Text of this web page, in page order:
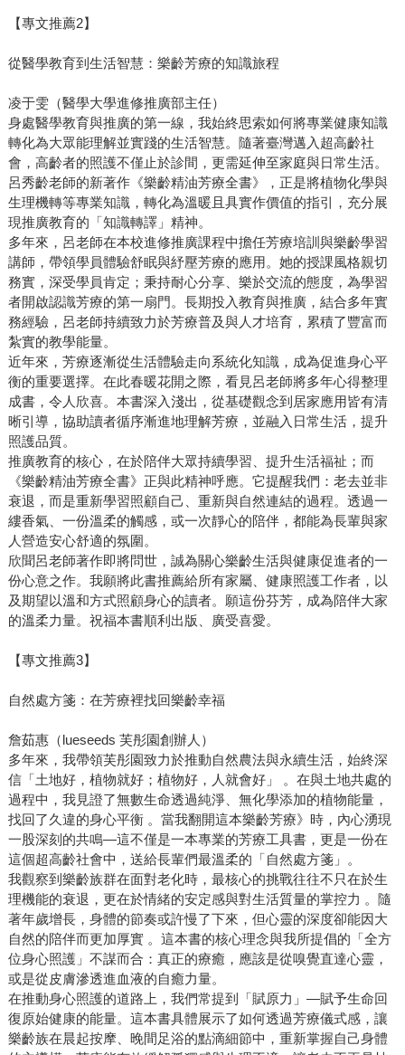
【專文推薦2】
從醫學教育到生活智慧：樂齡芳療的知識旅程
凌于雯（醫學大學進修推廣部主任）
身處醫學教育與推廣的第一線，我始終思索如何將專業健康知識
轉化為大眾能理解並實踐的生活智慧。隨著臺灣邁入超高齡社
會，高齡者的照護不僅止於診間，更需延伸至家庭與日常生活。
呂秀齡老師的新著作《樂齡精油芳療全書》，正是將植物化學與
生理機轉等專業知識，轉化為溫暖且具實作價值的指引，充分展
現推廣教育的「知識轉譯」精神。
多年來，呂老師在本校進修推廣課程中擔任芳療培訓與樂齡學習
講師，帶領學員體驗舒眠與紓壓芳療的應用。她的授課風格親切
務實，深受學員肯定；秉持耐心分享、樂於交流的態度，為學習
者開啟認識芳療的第一扇門。長期投入教育與推廣，結合多年實
務經驗，呂老師持續致力於芳療普及與人才培育，累積了豐富而
紮實的教學能量。
近年來，芳療逐漸從生活體驗走向系統化知識，成為促進身心平
衡的重要選擇。在此春暖花開之際，看見呂老師將多年心得整理
成書，令人欣喜。本書深入淺出，從基礎觀念到居家應用皆有清
晰引導，協助讀者循序漸進地理解芳療，並融入日常生活，提升
照護品質。
推廣教育的核心，在於陪伴大眾持續學習、提升生活福祉；而
《樂齡精油芳療全書》正與此精神呼應。它提醒我們：老去並非
衰退，而是重新學習照顧自己、重新與自然連結的過程。透過一
縷香氣、一份溫柔的觸感，或一次靜心的陪伴，都能為長輩與家
人營造安心舒適的氛圍。
欣聞呂老師著作即將問世，誠為關心樂齡生活與健康促進者的一
份心意之作。我願將此書推薦給所有家屬、健康照護工作者，以
及期望以溫和方式照顧身心的讀者。願這份芬芳，成為陪伴大家
的溫柔力量。祝福本書順利出版、廣受喜愛。
【專文推薦3】
自然處方箋：在芳療裡找回樂齡幸福
詹茹惠（lueseeds 芙彤園創辦人）
多年來，我帶領芙彤園致力於推動自然農法與永續生活，始終深
信「土地好，植物就好；植物好，人就會好」 。在與土地共處的
過程中，我見證了無數生命透過純淨、無化學添加的植物能量，
找回了久違的身心平衡 。當我翻開這本樂齡芳療》時，內心湧現
一股深刻的共鳴—這不僅是一本專業的芳療工具書，更是一份在
這個超高齡社會中，送給長輩們最溫柔的「自然處方箋」。
我觀察到樂齡族群在面對老化時，最核心的挑戰往往不只在於生
理機能的衰退，更在於情緒的安定感與對生活質量的掌控力 。隨
著年歲增長，身體的節奏或許慢了下來，但心靈的深度卻能因大
自然的陪伴而更加厚實 。這本書的核心理念與我所提倡的「全方
位身心照護」不謀而合：真正的療癒，應該是從嗅覺直達心靈，
或是從皮膚滲透進血液的自癒力量。
在推動身心照護的道路上，我們常提到「賦原力」—賦予生命回
復原始健康的能量。這本書具體展示了如何透過芳療儀式感，讓
樂齡族在晨起按摩、晚間足浴的點滴細節中，重新掌握自己身體